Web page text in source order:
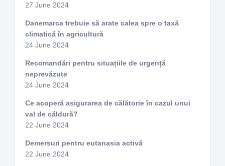
27 June 2024
Danemarca trebuie să arate calea spre o taxă
climatică în agricultură
24 June 2024
Recomandări pentru situațiile de urgență
neprevăzute
24 June 2024
Ce acoperă asigurarea de călătorie în cazul unui
val de căldură?
22 June 2024
Demersuri pentru eutanasia activă
22 June 2024